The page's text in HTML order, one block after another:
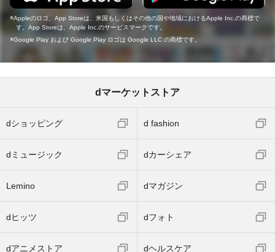
Appleのロゴ、App Storeは、米国もしくはその他の国や地域におけるApple Inc.の商標で
す。App Storeは、Apple Inc.のサービスマークです。
Google Play および Google Play ロゴは Google LLC の商標です。
dマーケットストア
dショッピング d fashion
dミュージック dカーシェア
Lemino dマガジン
dヒッツ dフォト
dアニメストア dヘルスケア